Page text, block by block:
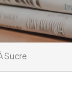
Sucre